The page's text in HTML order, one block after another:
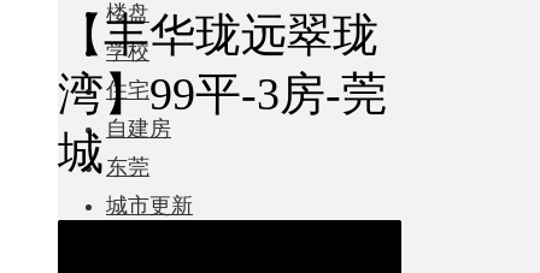
楼盘
学校
住宅
自建房
东莞
城市更新
【丰华珑远翠珑
湾】99平-3房-莞
城